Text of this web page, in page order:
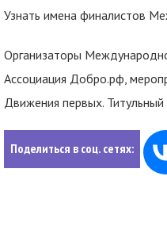
Узнать имена финалистов
Организаторы
Ассоциация Добро.рф,
Движения первых.
Поделиться в соц. сетях: